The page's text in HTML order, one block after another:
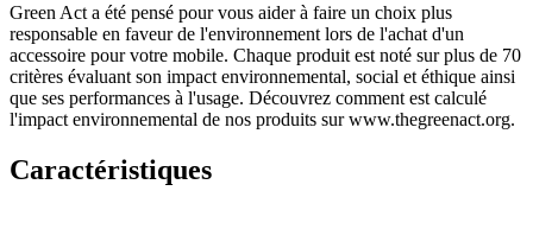
Green Act a été pensé pour vous aider à faire un choix plus
responsable en faveur de l'environnement lors de l'achat d'un
accessoire pour votre mobile. Chaque produit est noté sur plus de 70
critères évaluant son impact environnemental, social et éthique ainsi
que ses performances à l'usage. Découvrez comment est calculé
l'impact environnemental de nos produits sur www.thegreenact.org.
Caractéristiques